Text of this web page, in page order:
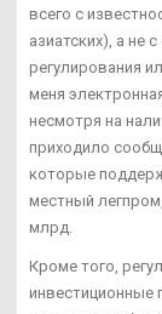
всего с
азиатских), а не
регулирования
меня
несмотря на
приходило
которые
местный
млрд.
Кроме того,
инвестиционные